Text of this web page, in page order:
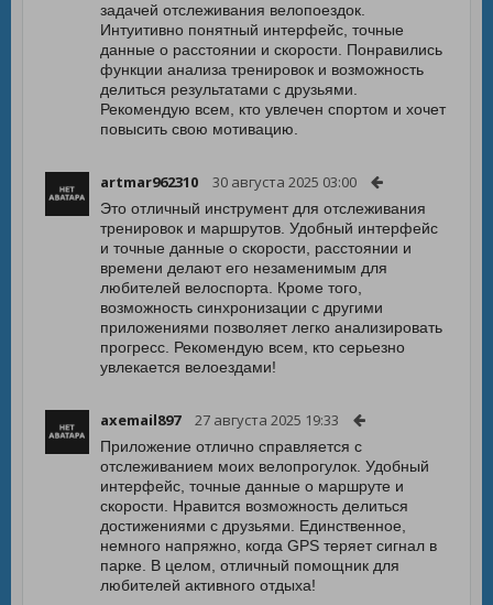
задачей отслеживания велопоездок.
Интуитивно понятный интерфейс, точные
данные о расстоянии и скорости. Понравились
функции анализа тренировок и возможность
делиться результатами с друзьями.
Рекомендую всем, кто увлечен спортом и хочет
повысить свою мотивацию.
artmar962310 30 августа 2025 03:00
Это отличный инструмент для отслеживания
тренировок и маршрутов. Удобный интерфейс
и точные данные о скорости, расстоянии и
времени делают его незаменимым для
любителей велоспорта. Кроме того,
возможность синхронизации с другими
приложениями позволяет легко анализировать
прогресс. Рекомендую всем, кто серьезно
увлекается велоездами!
axemail897 27 августа 2025 19:33
Приложение отлично справляется с
отслеживанием моих велопрогулок. Удобный
интерфейс, точные данные о маршруте и
скорости. Нравится возможность делиться
достижениями с друзьями. Единственное,
немного напряжно, когда GPS теряет сигнал в
парке. В целом, отличный помощник для
любителей активного отдыха!